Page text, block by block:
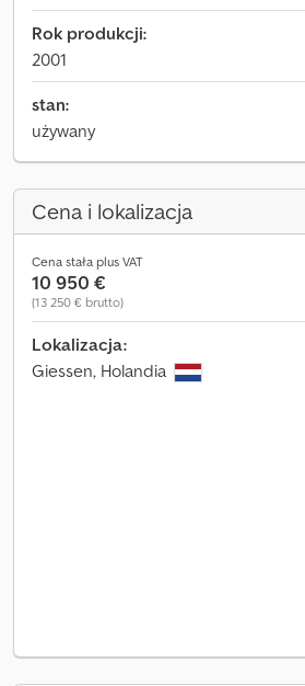
Rok produkcji:
2001
stan:
używany
Cena i lokalizacja
Cena stała plus VAT
10 950 €
(13 250 € brutto)
Lokalizacja:
Giessen, Holandia